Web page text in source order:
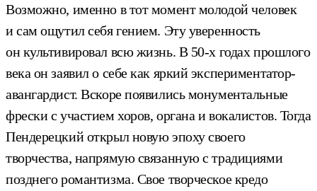
Возможно, именно в тот момент молодой человек
и сам ощутил себя гением. Эту уверенность
он культивировал всю жизнь. В 50-х годах прошлого
века он заявил о себе как яркий экспериментатор-
авангардист. Вскоре появились монументальные
фрески с участием хоров, органа и вокалистов. Тогда
Пендерецкий открыл новую эпоху своего
творчества, напрямую связанную с традициями
позднего романтизма. Свое творческое кредо